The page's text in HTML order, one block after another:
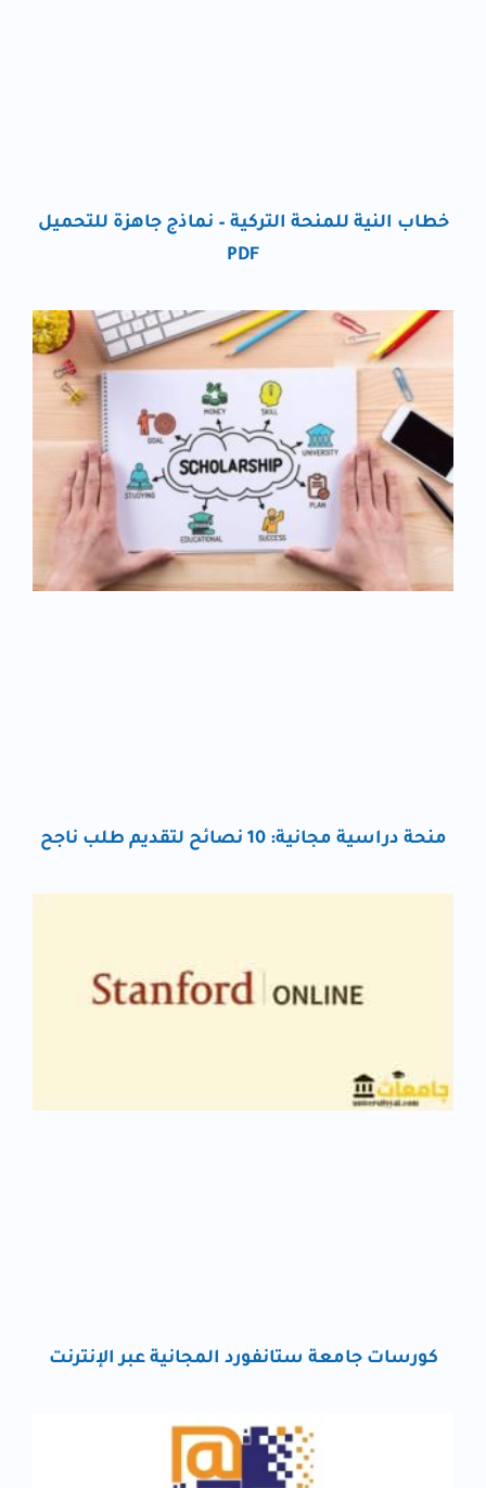
خطاب النية للمنحة التركية – نماذج جاهزة للتحميل
PDF
منحة دراسية مجانية: 10 نصائح لتقديم طلب ناجح
كورسات جامعة ستانفورد المجانية عبر الإنترنت